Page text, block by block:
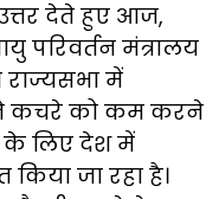
देते हुए आज,
परिवर्तन मंत्रालय
राज्यसभा में
कचरे को कम करने
के लिए देश में
जा रहा है।